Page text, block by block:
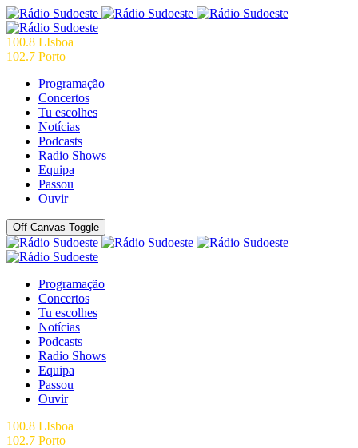
100.8 LIsboa
102.7 Porto
Programação
Concertos
Tu escolhes
Notícias
Podcasts
Radio Shows
Equipa
Passou
Ouvir
Off-Canvas Toggle
Programação
Concertos
Tu escolhes
Notícias
Podcasts
Radio Shows
Equipa
Passou
Ouvir
100.8 LIsboa
102.7 Porto